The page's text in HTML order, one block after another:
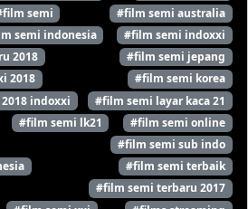
semi
#film semi australia
semi indonesia
#film semi indoxxi
2018
#film semi jepang
2018
#film semi korea
indoxxi
#film semi layar kaca 21
#film semi lk21
#film semi online
#film semi sub indo
#film semi terbaik
#film semi terbaru 2017